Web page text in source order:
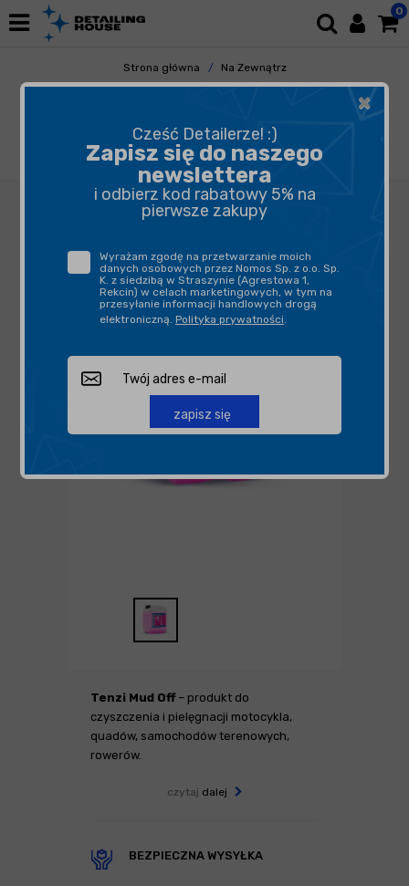
0
Strona główna
Na Zewnątrz
Mycie i Osuszanie
Tenzi Mud Off 5L - produkt do czyszczenia i
pielęgnacji motocykla, quadów, samochodów
terenowych, rowerów
Tenzi Mud Off– produkt do
czyszczenia i pielęgnacji motocykla,
quadów, samochodów terenowych,
rowerów.
czytaj dalej
BEZPIECZNA WYSYŁKA
×
Cześć Detailerze! :)
Zapisz się do naszego
newslettera
i odbierz kod rabatowy 5% na
pierwsze zakupy
Wyrażam zgodę na przetwarzanie moich
danych osobowych przez Nomos Sp. z o.o. Sp.
K. z siedzibą w Straszynie (Agrestowa 1,
Rekcin) w celach marketingowych, w tym na
przesyłanie informacji handlowych drogą
elektroniczną. Polityka prywatności.
zapisz się